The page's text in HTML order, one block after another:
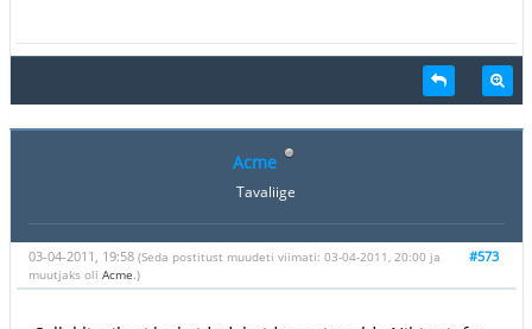
Acme
Tavaliige
#573
03-04-2011, 19:58 (Seda postitust muudeti viimati: 03-04-2011, 20:00 ja
muutjaks oli Acme .)